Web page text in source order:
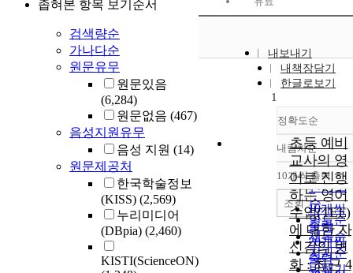
좁혀본 항목 보기순서
검색량순
가나다순
원문유무
원문있음
(6,284)
원문없음 (467)
음성지원유무
음성 지원 (14)
원문제공처
한국학술정보
(KISS) (2,569)
누리미디어
(DBpia) (2,460)
KISTI(ScienceON)
내보내기
내책장담기
한글로보기
정확도순
정확도
순
인기도
순
연도순
제목순
저자순
발행기
내림차순
내림차
10개씩 출력
10개씩
출력
20개씩
출력
조회
1
초등 예비
교사의 영
어로 진행
하는 영어
수업(TEE)
에 대한 자
신감의 변
화 : 최근 4